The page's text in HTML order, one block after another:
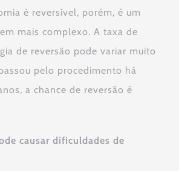
é reversível, porém, é um
mais complexo. A taxa de
de reversão pode variar muito
pelo procedimento há
a chance de reversão é
causar dificuldades de